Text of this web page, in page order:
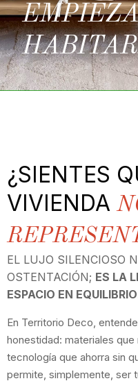
¿SIENTES
VIVIENDA
EL LUJO SILENCIOSO
OSTENTACIÓN; ES LA
ESPACIO EN EQUILIBRIO
En Territorio Deco,
honestidad: materiales que
tecnología que ahorra sin
permite, simplemente, ser